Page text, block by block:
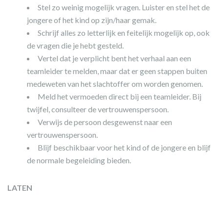
Stel zo weinig mogelijk vragen. Luister en stel het de
jongere of het kind op zijn/haar gemak.
Schrijf alles zo letterlijk en feitelijk mogelijk op, ook
de vragen die je hebt gesteld.
Vertel dat je verplicht bent het verhaal aan een
teamleider te melden, maar dat er geen stappen buiten
medeweten van het slachtoffer om worden genomen.
Meld het vermoeden direct bij een teamleider. Bij
twijfel, consulteer de vertrouwenspersoon.
Verwijs de persoon desgewenst naar een
vertrouwenspersoon.
Blijf beschikbaar voor het kind of de jongere en blijf
de normale begeleiding bieden.
LATEN